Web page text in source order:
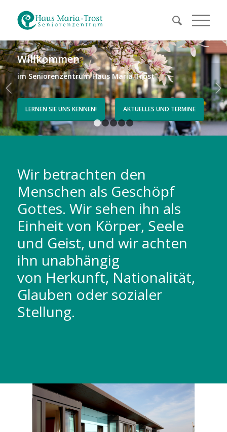
Willkommen
im Seniorenzentrum Haus Maria Trost
LERNEN SIE UNS KENNEN! AKTUELLES UND TERMINE
Weiter
2 3 4 5
Wir betrachten den
Menschen als Geschöpf
Gottes. Wir sehen ihn als
Einheit von Körper, Seele
und Geist, und wir achten
ihn unabhängig
von Herkunft, Nationalität,
Glauben oder sozialer
Stellung.